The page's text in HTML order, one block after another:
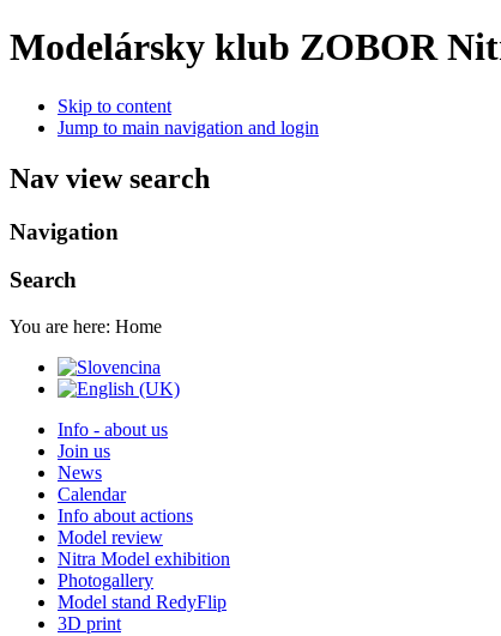
Modelársky klub ZOBOR
Skip to content
Jump to main navigation and login
Nav view search
Navigation
Search
You are here: Home
Info - about us
Join us
News
Calendar
Info about actions
Model review
Nitra Model exhibition
Photogallery
Model stand RedyFlip
3D print